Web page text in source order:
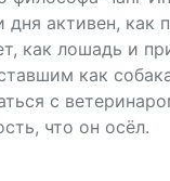
дня активен, как
как лошадь и
как
с
что он осёл.